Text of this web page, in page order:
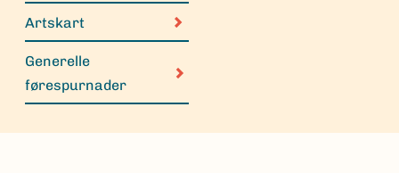
Artskart
Generelle
førespurnader